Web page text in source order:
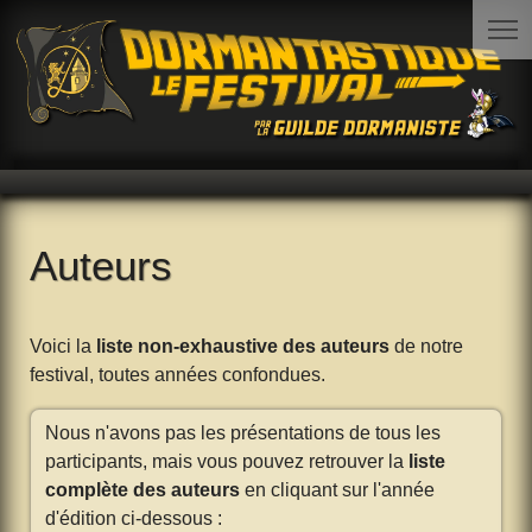
Auteurs
Voici la liste non-exhaustive des auteurs de notre
festival, toutes années confondues.
Nous n'avons pas les présentations de tous les
participants, mais vous pouvez retrouver la liste
complète des auteurs en cliquant sur l'année
d'édition ci-dessous :